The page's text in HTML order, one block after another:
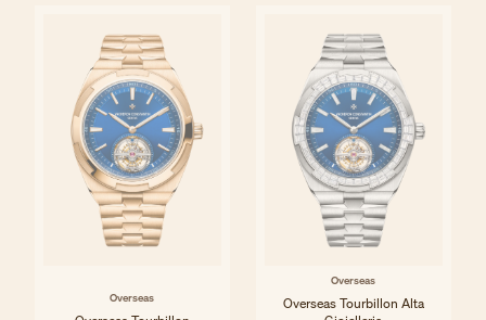
Overseas
Overseas
Overseas Tourbillon Alta